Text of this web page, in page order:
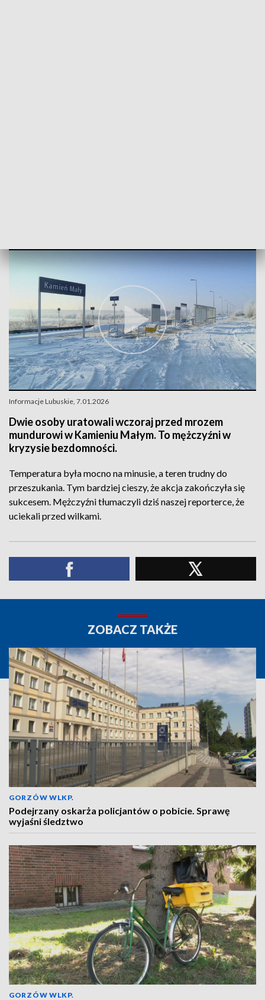
Informacje Lubuskie, 7.01.2026
Dwie osoby uratowali wczoraj przed mrozem
mundurowi w Kamieniu Małym. To mężczyźni w
kryzysie bezdomności.
Temperatura była mocno na minusie, a teren trudny do
przeszukania. Tym bardziej cieszy, że akcja zakończyła się
sukcesem. Mężczyźni tłumaczyli dziś naszej reporterce, że
uciekali przed wilkami.
ZOBACZ TAKŻE
GORZÓW WLKP.
Podejrzany oskarża policjantów o pobicie. Sprawę
wyjaśni śledztwo
GORZÓW WLKP.